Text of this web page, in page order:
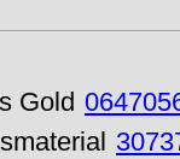
Gold